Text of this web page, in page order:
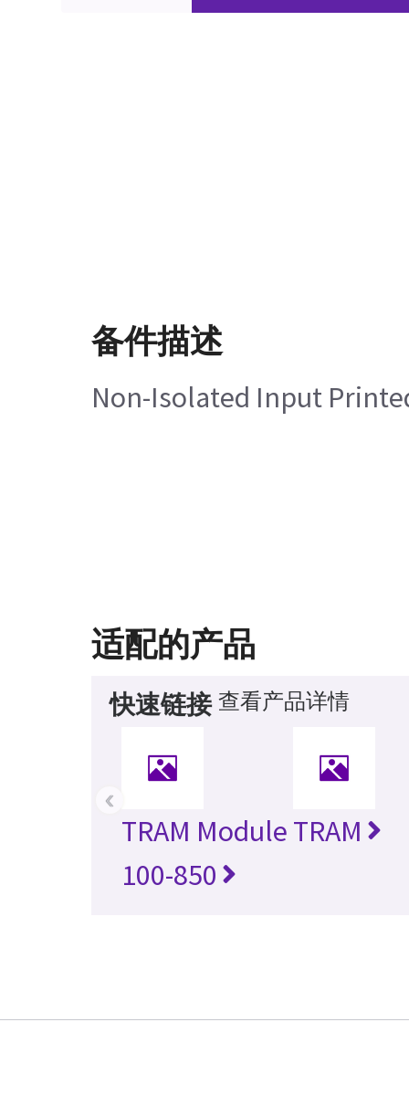
备件描述
Non-Isolated Input
适配的产品
快速链接 查看产品详情
TRAM Module
100-850
TRAM
‹